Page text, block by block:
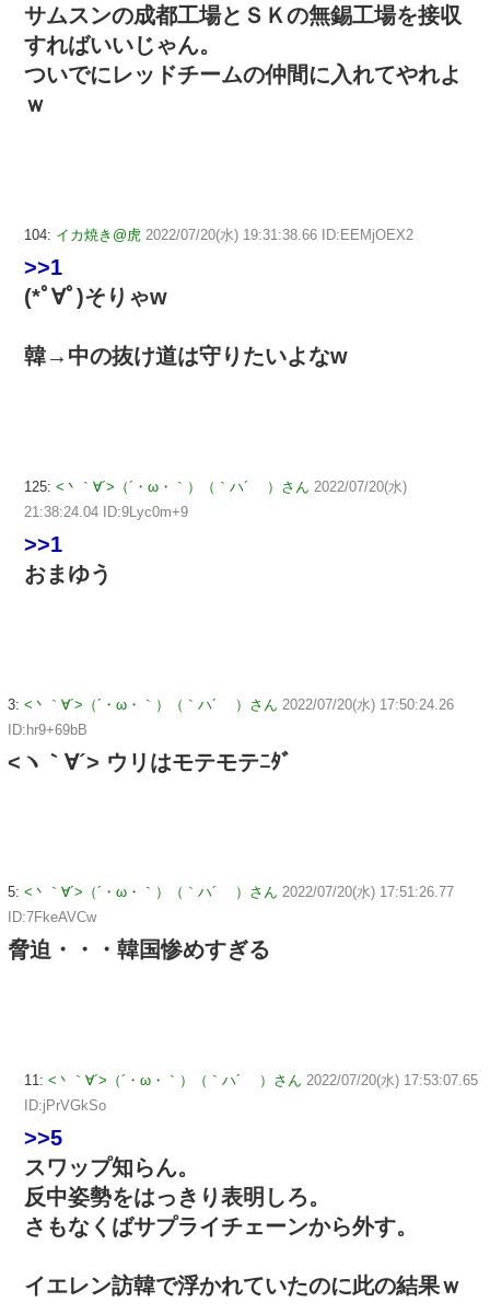
サムスンの成都工場とＳＫの無錫工場を接収
すればいいじゃん。
ついでにレッドチームの仲間に入れてやれよ
ｗ
104: イカ焼き@虎 2022/07/20(水) 19:31:38.66 ID:EEMjOEX2
>>1
(*ﾟ∀ﾟ)そりゃw
韓→中の抜け道は守りたいよなw
125: <丶｀∀´>（´・ω・｀）（｀ハ´ ）さん 2022/07/20(水)
21:38:24.04 ID:9Lyc0m+9
>>1
おまゆう
3: <丶｀∀´>（´・ω・｀）（｀ハ´ ）さん 2022/07/20(水) 17:50:24.26
ID:hr9+69bB
<ヽ｀∀´> ウリはモテモテﾆﾀﾞ
5: <丶｀∀´>（´・ω・｀）（｀ハ´ ）さん 2022/07/20(水) 17:51:26.77
ID:7FkeAVCw
脅迫・・・韓国惨めすぎる
11: <丶｀∀´>（´・ω・｀）（｀ハ´ ）さん 2022/07/20(水) 17:53:07.65
ID:jPrVGkSo
>>5
スワップ知らん。
反中姿勢をはっきり表明しろ。
さもなくばサプライチェーンから外す。
イエレン訪韓で浮かれていたのに此の結果ｗ